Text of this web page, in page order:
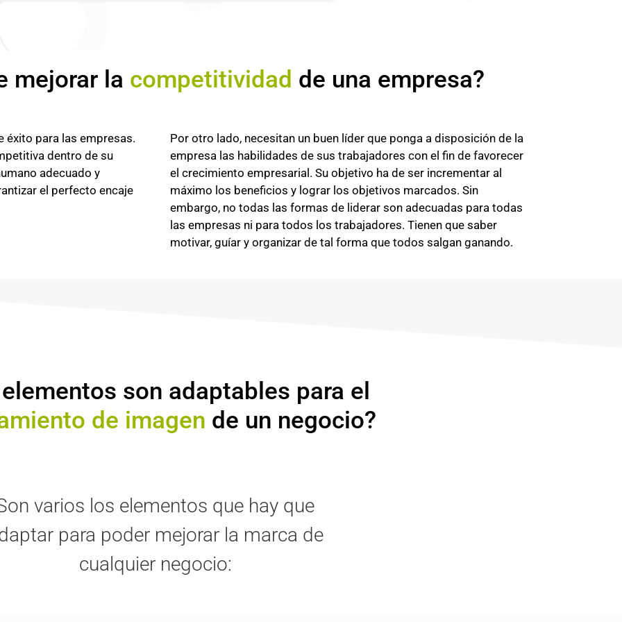
mejorar la competitividad de una empresa?
éxito para las empresas.
dentro de su
adecuado y
el perfecto encaje
Por otro lado, necesitan un buen líder que ponga a disposición de la
empresa las habilidades de sus trabajadores con el fin de favorecer
el crecimiento empresarial. Su objetivo ha de ser incrementar al
máximo los beneficios y lograr los objetivos marcados. Sin
embargo, no todas las formas de liderar son adecuadas para todas
las empresas ni para todos los trabajadores. Tienen que saber
motivar, guíar y organizar de tal forma que todos salgan ganando.
son adaptables para el
de imagen de un negocio?
varios los elementos que hay que
para poder mejorar la marca de
cualquier negocio: